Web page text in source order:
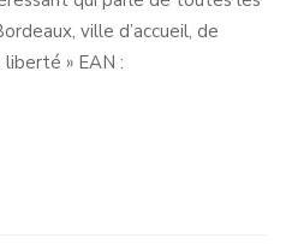
ville d’accueil, de
» EAN :